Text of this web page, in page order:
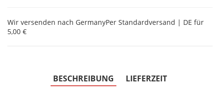
Wir versenden nach GermanyPer Standardversand | DE für
5,00 €
BESCHREIBUNG LIEFERZEIT